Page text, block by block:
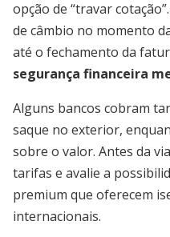
opção de “travar
de câmbio no momento
até o fechamento da
segurança financeira
Alguns bancos cobram
saque no exterior,
sobre o valor. Antes da
tarifas e avalie a
premium que oferecem
internacionais.